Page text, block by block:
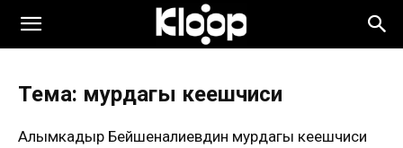
Тема: мурдагы кеңешчиси
Алымкадыр Бейшеналиевдин мурдагы кеңешчиси